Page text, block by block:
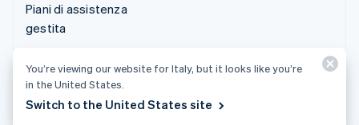
Piani di assistenza
gestita
© 2026 Stripe, LLC
You’re viewing our website for Italy, but it looks like you’re
in the United States.
Switch to the United States site